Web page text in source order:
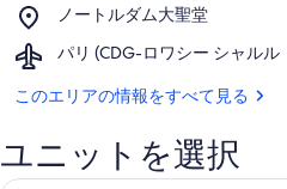
ブ
ー
ル
ヴ
ァ
ル
ラ
ド・
レ
ュ
ブ
ノートルダム大聖堂
Place,
ー
ル
ム
大
パリ (CDG-ロワシー シャルル
Airport,
リ
ワ
シ
このエリアの情報をすべて見る
ユニットを選択